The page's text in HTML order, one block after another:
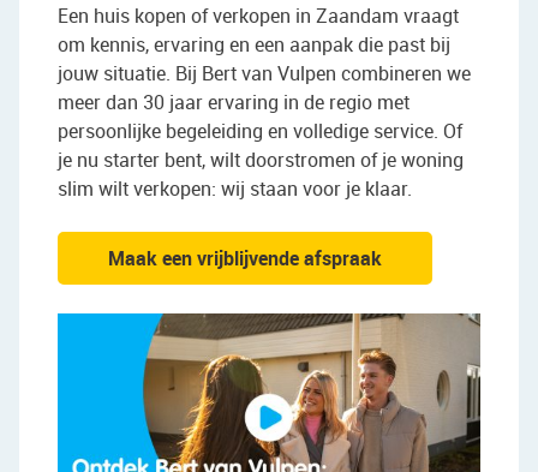
Een huis kopen of verkopen in Zaandam vraagt
om kennis, ervaring en een aanpak die past bij
jouw situatie. Bij Bert van Vulpen combineren we
meer dan 30 jaar ervaring in de regio met
persoonlijke begeleiding en volledige service. Of
je nu starter bent, wilt doorstromen of je woning
slim wilt verkopen: wij staan voor je klaar.
Maak een vrijblijvende afspraak